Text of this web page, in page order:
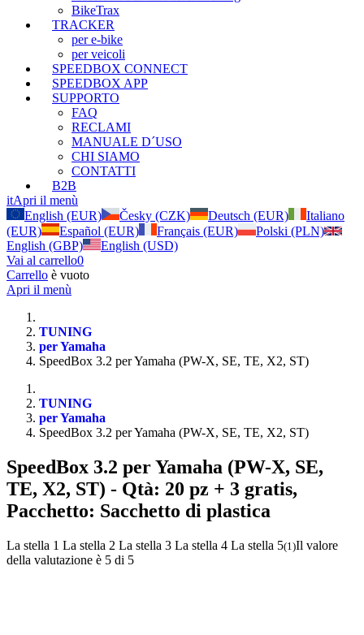
BikeTrax
TRACKER
per e-bike
per veicoli
SPEEDBOX CONNECT
SPEEDBOX APP
SUPPORTO
FAQ
RECLAMI
MANUALE D´USO
CHI SIAMO
CONTATTI
B2B
itApri il menù
English (EUR)
Česky (CZK) Deutsch (EUR)
Italiano
(EUR)
Español (EUR) Français (EUR)
Polski (PLN)
English (GBP)
English (USD)
Vai al carrello0
Carrello è vuoto
Apri il menù
TUNING
per Yamaha
SpeedBox 3.2 per Yamaha (PW-X, SE, TE, X2, ST)
TUNING
per Yamaha
SpeedBox 3.2 per Yamaha (PW-X, SE, TE, X2, ST)
SpeedBox 3.2 per Yamaha (PW-X, SE,
TE, X2, ST) - Qtà: 20 pz + 3 gratis,
Pacchetto: Sacchetto di plastica
La stella 1 La stella 2 La stella 3 La stella 4 La stella 5(1 )Il valore
della valutazione è 5 di 5